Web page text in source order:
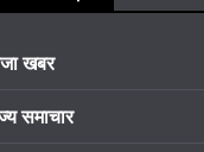
खबर
समाचार